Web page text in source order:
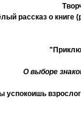
рассказ о книге
О выборе
успокоишь